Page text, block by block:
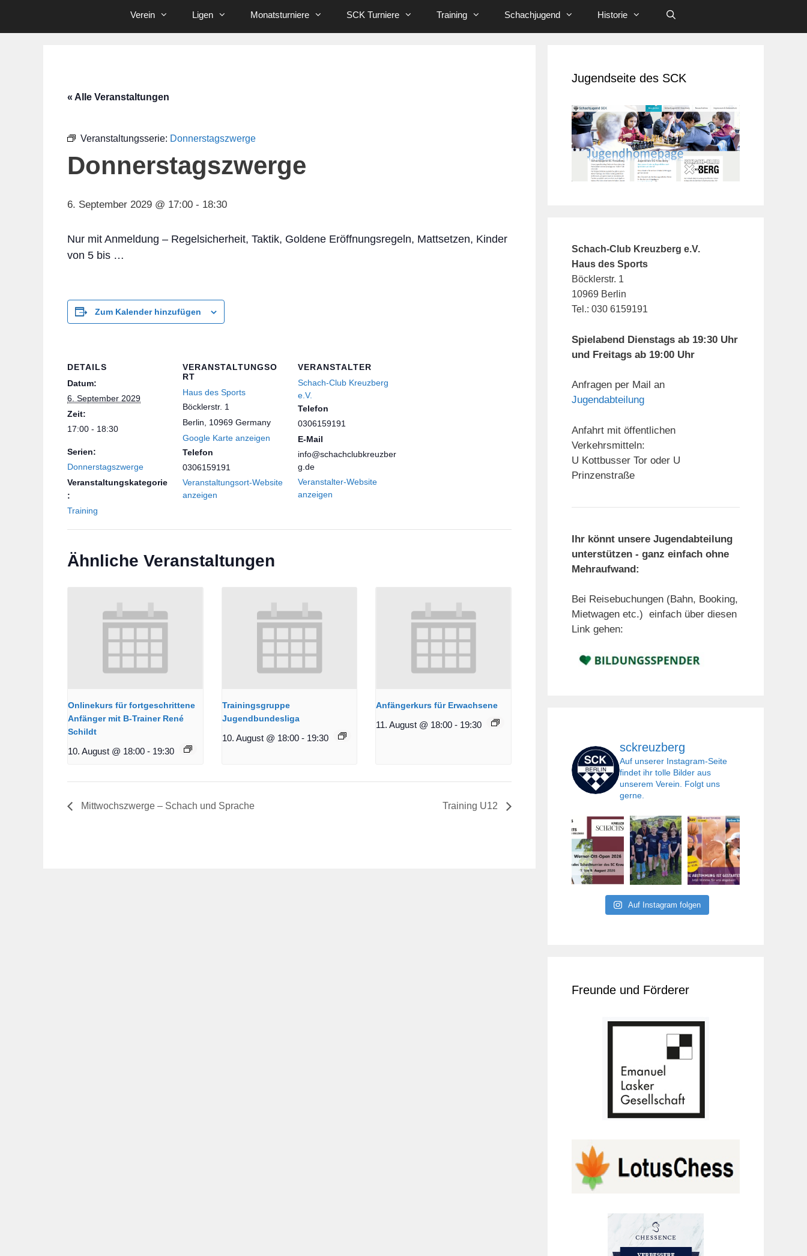
Verein Ligen Monatsturniere SCK Turniere Training Schachjugend Historie
« Alle Veranstaltungen
Veranstaltungsserie: Donnerstagszwerge
Donnerstagszwerge
6. September 2029 @ 17:00 - 18:30
Nur mit Anmeldung – Regelsicherheit, Taktik, Goldene Eröffnungsregeln, Mattsetzen, Kinder
von 5 bis …
Zum Kalender hinzufügen
DETAILS
Datum:
6. September 2029
Zeit:
17:00 - 18:30
Serien:
Donnerstagszwerge
Veranstaltungskategorie
:
Training
VERANSTALTUNGSO
RT
Haus des Sports
Böcklerstr. 1
Berlin
10969 Germany
Google Karte anzeigen
Telefon
0306159191
Veranstaltungsort-Website
anzeigen
VERANSTALTER
Schach-Club Kreuzberg
e.V.
Telefon
0306159191
E-Mail
info@schachclubkreuzber
g.de
Veranstalter-Website
anzeigen
Ähnliche Veranstaltungen
Onlinekurs für fortgeschrittene
Anfänger mit B-Trainer René
Schildt
10. August @ 18:00 - 19:30
Trainingsgruppe
Jugendbundesliga
10. August @ 18:00 - 19:30
Anfängerkurs für Erwachsene
11. August @ 18:00 - 19:30
Mittwochszwerge – Schach und Sprache Training U12
Jugendseite des SCK
Schach-Club Kreuzberg e.V.
Haus des Sports
Böcklerstr. 1
10969 Berlin
Tel.: 030 6159191
Spielabend Dienstags ab 19:30 Uhr
und Freitags ab 19:00 Uhr
Anfragen per Mail an
Jugendabteilung
Anfahrt mit öffentlichen
Verkehrsmitteln:
U Kottbusser Tor oder U
Prinzenstraße
Ihr könnt unsere Jugendabteilung
unterstützen - ganz einfach ohne
Mehraufwand:
Bei Reisebuchungen (Bahn, Booking,
Mietwagen etc.) einfach über diesen
Link gehen:
sckreuzberg
Auf unserer Instagram-Seite
findet ihr tolle Bilder aus
unserem Verein. Folgt uns
gerne.
Auf Instagram folgen
Freunde und Förderer